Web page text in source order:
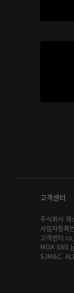
고객센터
주식회사
사업자등록
고객센터
MOA SNS
SJM&C.